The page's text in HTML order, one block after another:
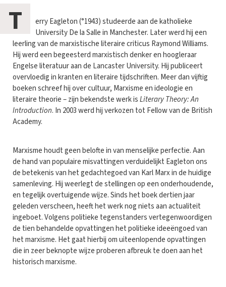
T
erry Eagleton (°1943) studeerde aan de katholieke
University De la Salle in Manchester. Later werd hij een
leerling van de marxistische literaire criticus Raymond Williams.
Hij werd een begeesterd marxistisch denker en hoogleraar
Engelse literatuur aan de Lancaster University. Hij publiceert
overvloedig in kranten en literaire tijdschriften. Meer dan vijftig
boeken schreef hij over cultuur, Marxisme en ideologie en
literaire theorie – zijn bekendste werk isLiterary Theory: An
Introduction. In 2003 werd hij verkozen tot Fellow van de British
Academy.
Marxisme houdt geen belofte in van menselijke perfectie. Aan
de hand van populaire misvattingen verduidelijkt Eagleton ons
de betekenis van het gedachtegoed van Karl Marx in de huidige
samenleving. Hij weerlegt de stellingen op een onderhoudende,
en tegelijk overtuigende wijze. Sinds het boek dertien jaar
geleden verscheen, heeft het werk nog niets aan actualiteit
ingeboet. Volgens politieke tegenstanders vertegenwoordigen
de tien behandelde opvattingen het politieke ideeëngoed van
het marxisme. Het gaat hierbij om uiteenlopende opvattingen
die in zeer beknopte wijze proberen afbreuk te doen aan het
historisch marxisme.